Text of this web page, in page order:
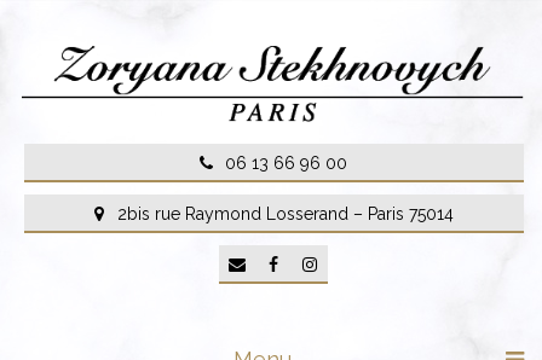
content
06 13 66 96 00
2bis rue Raymond Losserand – Paris 75014